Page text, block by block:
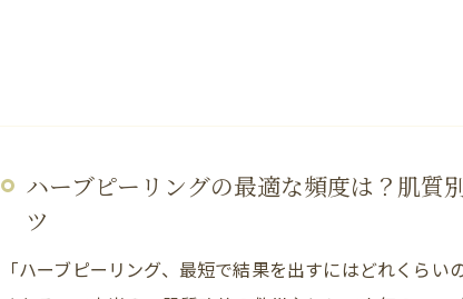
ハーブピーリングの最適な頻度は？肌質
ツ
「ハーブピーリング、最短で結果を出すにはどれくら